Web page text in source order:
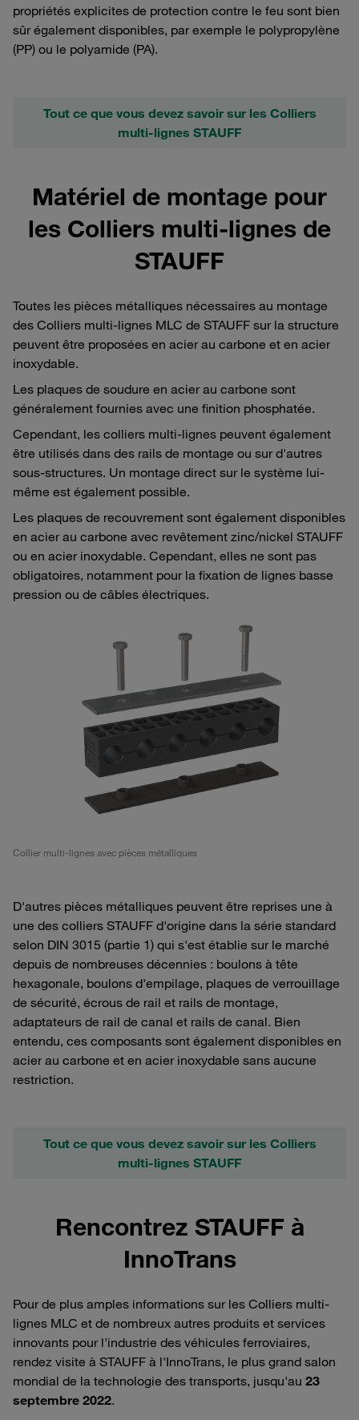
propriétés explicites de protection contre le feu sont bien
sûr également disponibles, par exemple le polypropylène
(PP) ou le polyamide (PA).
Tout ce que vous devez savoir sur les Colliers
multi-lignes STAUFF
Matériel de montage pour
les Colliers multi-lignes de
STAUFF
Toutes les pièces métalliques nécessaires au montage
des Colliers multi-lignes MLC de STAUFF sur la structure
peuvent être proposées en acier au carbone et en acier
inoxydable.
Les plaques de soudure en acier au carbone sont
généralement fournies avec une finition phosphatée.
Cependant, les colliers multi-lignes peuvent également
être utilisés dans des rails de montage ou sur d'autres
sous-structures. Un montage direct sur le système lui-
même est également possible.
Les plaques de recouvrement sont également disponibles
en acier au carbone avec revêtement zinc/nickel STAUFF
ou en acier inoxydable. Cependant, elles ne sont pas
obligatoires, notamment pour la fixation de lignes basse
pression ou de câbles électriques.
Collier multi-lignes avec pièces métalliques
D'autres pièces métalliques peuvent être reprises une à
une des colliers STAUFF d'origine dans la série standard
selon DIN 3015 (partie 1) qui s'est établie sur le marché
depuis de nombreuses décennies : boulons à tête
hexagonale, boulons d'empilage, plaques de verrouillage
de sécurité, écrous de rail et rails de montage,
adaptateurs de rail de canal et rails de canal. Bien
entendu, ces composants sont également disponibles en
acier au carbone et en acier inoxydable sans aucune
restriction.
Tout ce que vous devez savoir sur les Colliers
multi-lignes STAUFF
Rencontrez STAUFF à
InnoTrans
Pour de plus amples informations sur les Colliers multi-
lignes MLC et de nombreux autres produits et services
innovants pour l'industrie des véhicules ferroviaires,
rendez visite à STAUFF à l'InnoTrans, le plus grand salon
mondial de la technologie des transports, jusqu'au 23
septembre 2022.